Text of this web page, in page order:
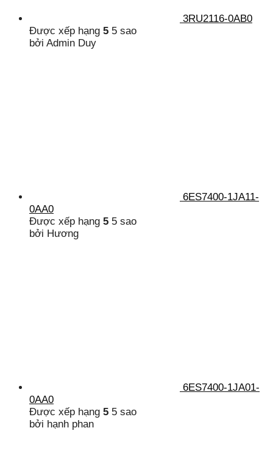
3RU2116-0AB0
Được xếp hạng 5 5 sao
bởi Admin Duy
6ES7400-1JA11-
0AA0
Được xếp hạng 5 5 sao
bởi Hương
6ES7400-1JA01-
0AA0
Được xếp hạng 5 5 sao
bởi hạnh phan